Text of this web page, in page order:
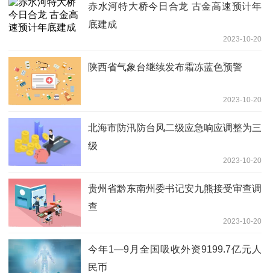
赤水河特大桥今日合龙 古金高速预计年
底建成
2023-10-20
陕西省气象台继续发布霜冻蓝色预警
2023-10-20
北海市防汛防台风二级应急响应调整为三
级
2023-10-20
贵州省黔东南州委书记安九熊接受审查调
查
2023-10-20
今年1—9月全国吸收外资9199.7亿元人
民币